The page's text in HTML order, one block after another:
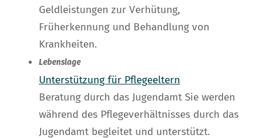
Geldleistungen zur Verhütung,
Früherkennung und Behandlung von
Krankheiten.
Lebenslage
Unterstützung für Pflegeeltern
Beratung durch das Jugendamt Sie werden
während des Pflegeverhältnisses durch das
Jugendamt begleitet und unterstützt.